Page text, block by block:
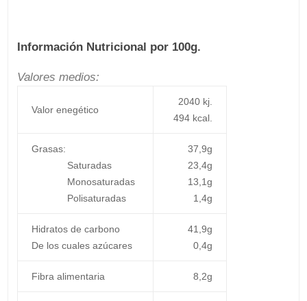
Información Nutricional por 100g.
Valores medios:
Valor enegético
2040 kj.
494 kcal.
Grasas:
Saturadas
Monosaturadas
Polisaturadas
37,9g
23,4g
13,1g
1,4g
Hidratos de carbono
De los cuales azúcares
41,9g
0,4g
Fibra alimentaria 8,2g